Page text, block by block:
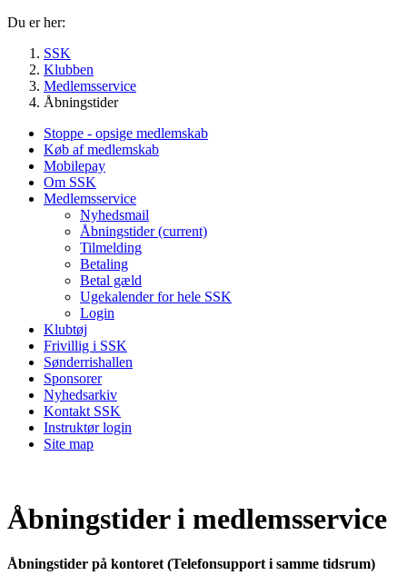
Du er her:
SSK
Klubben
Medlemsservice
Åbningstider
Stoppe - opsige medlemskab
Køb af medlemskab
Mobilepay
Om SSK
Medlemsservice
Nyhedsmail
Åbningstider(current)
Tilmelding
Betaling
Betal gæld
Ugekalender for hele SSK
Login
Klubtøj
Frivillig i SSK
Sønderrishallen
Sponsorer
Nyhedsarkiv
Kontakt SSK
Instruktør login
Site map
Åbningstider i medlemsservice
Åbningstider på kontoret (Telefonsupport i samme tidsrum)